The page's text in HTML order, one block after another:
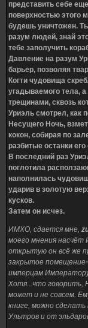
представить себе
поверхностью этого
будешь уничтожен.
разум людей, знай
тебе заполучить
Давление на разум
барьер, позволяя
Когти чудовища
угадываемого тела,
трещинами, сквозь
Уриэль смотрел, как
Несущего Ночь,
кокон, собирая по
разбитые останки
В последний раз
поглотила
наполнилась
ударив в золотую
кусков.
Затем он исчез.
ИМХО, сдается мне,
моего мнения насчёт
открытую он всё же
закрытое
имперцам
Хотя...что говорить,
может и не совсем.
книге, можно сделать
Ультров и от